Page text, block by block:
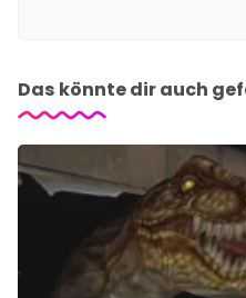
Das könnte dir auch